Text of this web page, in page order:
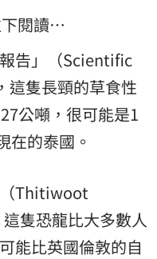
下閱讀…
告」（Scientific
這隻長頸的草食性
公噸，很可能是1
在的泰國。
（Thitiwoot
隻恐龍比大多數人
能比英國倫敦的自